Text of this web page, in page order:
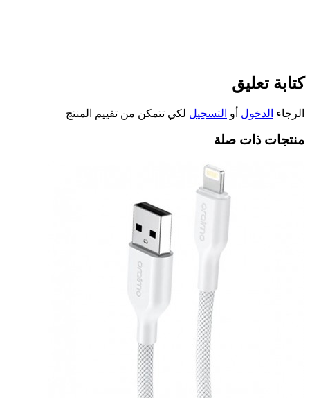
كتابة تعليق
الرجاء الدخول أو التسجيل لكي تتمكن من تقييم المنتج
منتجات ذات صلة